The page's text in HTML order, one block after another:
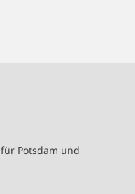
für Potsdam und